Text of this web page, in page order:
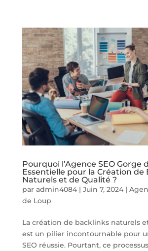
Pourquoi l’Agence SEO Gorge
Essentielle pour la Création de
Naturels et de Qualité ?
par admin4084| Juin 7, 2024|
de Loup
La création de backlinks naturels
est un pilier incontournable pour
SEO réussie. Pourtant, ce